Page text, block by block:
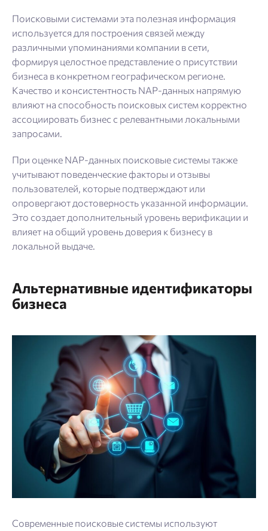
Поисковыми системами эта полезная информация
используется для построения связей между
различными упоминаниями компании в сети,
формируя целостное представление о присутствии
бизнеса в конкретном географическом регионе.
Качество и консистентность NAP-данных напрямую
влияют на способность поисковых систем корректно
ассоциировать бизнес с релевантными локальными
запросами.
При оценке NAP-данных поисковые системы также
учитывают поведенческие факторы и отзывы
пользователей, которые подтверждают или
опровергают достоверность указанной информации.
Это создает дополнительный уровень верификации и
влияет на общий уровень доверия к бизнесу в
локальной выдаче.
Альтернативные идентификаторы
бизнеса
Современные поисковые системы используют